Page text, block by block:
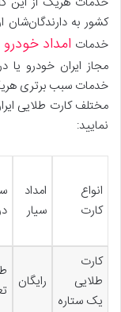
کشور به
خدمات امداد
مجاز ایران خودرو
خدمات سبب برتری
مختلف کارت طلایی
نمایید:
انواع
کارت
امداد
سیار
کارت
طلایی
یک ستاره
رایگان